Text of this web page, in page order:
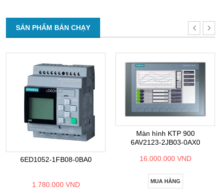
SẢN PHẨM BÁN CHẠY
6ED1052-1FB08-0BA0
1.780.000 VND
Màn hình KTP 900
6AV2123-2JB03-0AX0
16.000.000 VND
MUA HÀNG